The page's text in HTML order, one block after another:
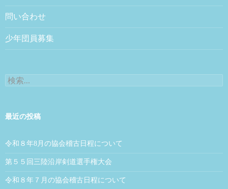
問い合わせ
少年団員募集
検索:
最近の投稿
令和８年8月の協会稽古日程について
第５５回三陸沿岸剣道選手権大会
令和８年７月の協会稽古日程について